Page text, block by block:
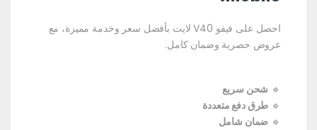
احصل على فيفو V40 لايت بأفضل سعر وخدمة مميزة، مع
عروض حصرية وضمان كامل.
🔹 شحن سريع
🔹 طرق دفع متعددة
🔹 ضمان شامل